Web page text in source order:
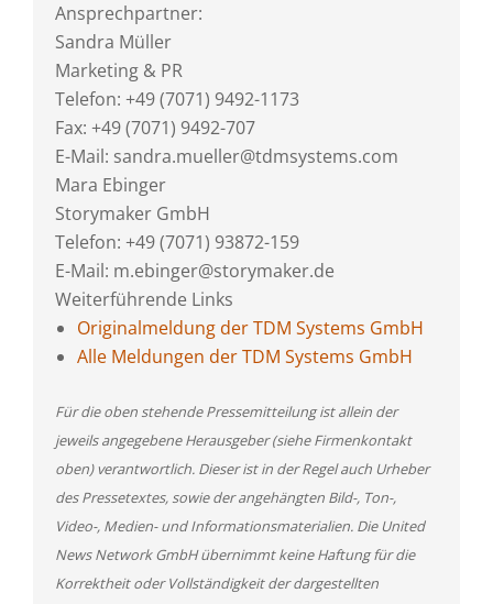
Ansprechpartner:
Sandra Müller
Marketing & PR
Telefon: +49 (7071) 9492-1173
Fax: +49 (7071) 9492-707
E-Mail: sandra.mueller@tdmsystems.com
Mara Ebinger
Storymaker GmbH
Telefon: +49 (7071) 93872-159
E-Mail: m.ebinger@storymaker.de
Weiterführende Links
Originalmeldung der TDM Systems GmbH
Alle Meldungen der TDM Systems GmbH
Für die oben stehende Pressemitteilung ist allein der
jeweils angegebene Herausgeber (siehe Firmenkontakt
oben) verantwortlich. Dieser ist in der Regel auch Urheber
des Pressetextes, sowie der angehängten Bild-, Ton-,
Video-, Medien- und Informationsmaterialien. Die United
News Network GmbH übernimmt keine Haftung für die
Korrektheit oder Vollständigkeit der dargestellten